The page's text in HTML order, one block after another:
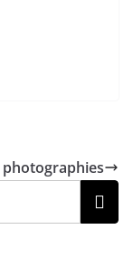
photographies